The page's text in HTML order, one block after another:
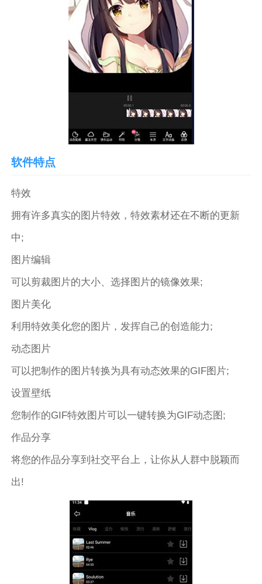
软件特点
特效
拥有许多真实的图片特效，特效素材还在不断的更新
中;
图片编辑
可以剪裁图片的大小、选择图片的镜像效果;
图片美化
利用特效美化您的图片，发挥自己的创造能力;
动态图片
可以把制作的图片转换为具有动态效果的GIF图片;
设置壁纸
您制作的GIF特效图片可以一键转换为GIF动态图;
作品分享
将您的作品分享到社交平台上，让你从人群中脱颖而
出!